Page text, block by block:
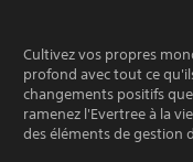
Cultivez vos propres
profond avec tout ce
changements positifs
ramenez l'Evertree à la
des éléments de gestion